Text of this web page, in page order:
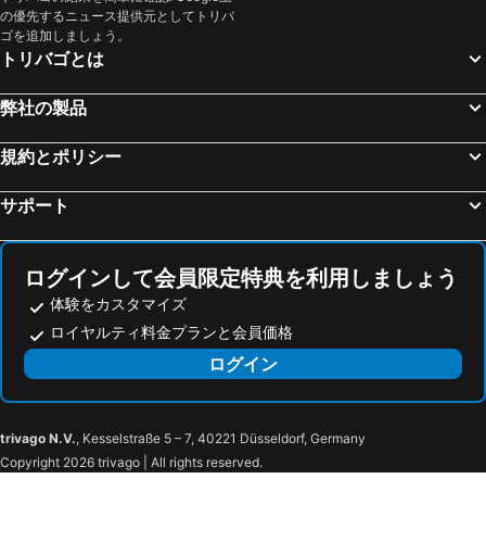
の優先するニュース提供元としてトリバ
ゴを追加しましょう。
トリバゴとは
弊社の製品
規約とポリシー
サポート
ログインして会員限定特典を利用しましょう
体験をカスタマイズ
ロイヤルティ料金プランと会員価格
ログイン
trivago N.V., Kesselstraße 5 – 7, 40221 Düsseldorf, Germany
Copyright 2026 trivago | All rights reserved.